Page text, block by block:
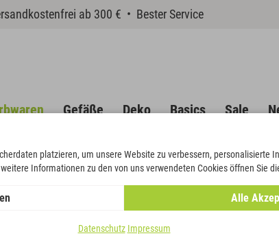
ab 300 € • Bester Service
Gefäße Deko Basics Sale
Pflanzkorb
platzieren, um unsere Website zu verbessern, personalisierte
Informationen zu den von uns verwendeten Cookies öffnen Sie
Alle
Datenschutz Impressum